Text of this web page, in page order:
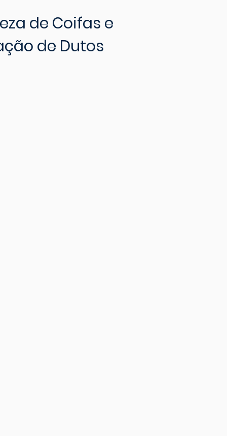
de Coifas e
de Dutos